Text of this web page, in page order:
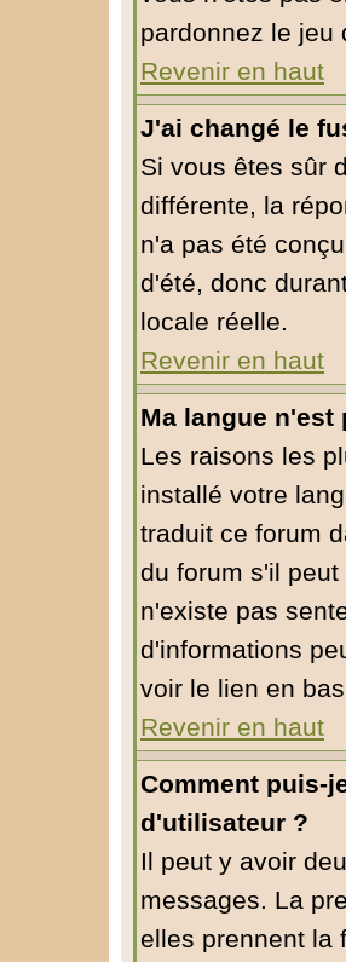
pardonnez le jeu
Revenir en haut
J'ai changé le
Si vous êtes sûr
différente, la
n'a pas été
d'été, donc
locale réelle.
Revenir en haut
Ma langue n'est
Les raisons les
installé votre
traduit ce forum
du forum s'il
n'existe pas
d'informations
voir le lien en
Revenir en haut
Comment puis-
d'utilisateur ?
Il peut y avoir
messages. La
elles prennent la